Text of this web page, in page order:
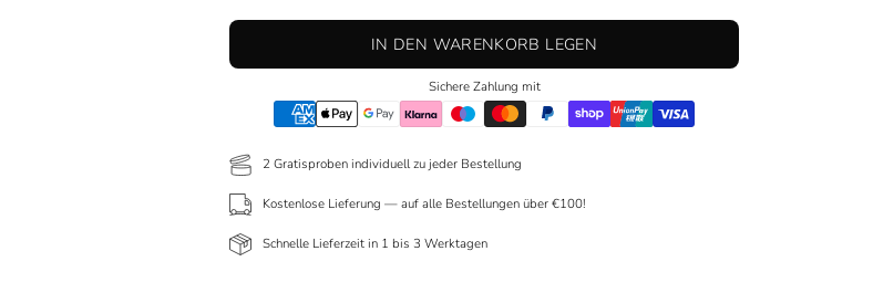
IN DEN WARENKORB LEGEN
Sichere Zahlung mit
2 Gratisproben individuell zu jeder Bestellung
Kostenlose Lieferung — auf alle Bestellungen über €100!
Schnelle Lieferzeit in 1 bis 3 Werktagen